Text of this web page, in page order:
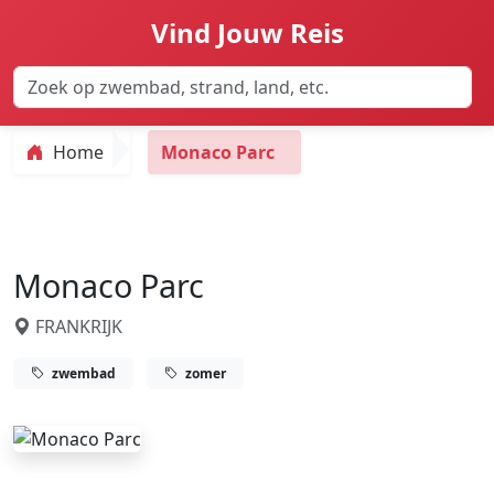
Vind Jouw Reis
Home Monaco Parc
Monaco Parc
FRANKRIJK
zwembad zomer